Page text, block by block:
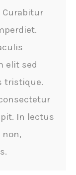
Curabitur
elit sed
tristique.
In lectus